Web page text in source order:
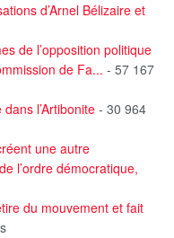
d’Arnel Bélizaire et
de l’opposition politique
de Fa... - 57 167
l’Artibonite - 30 964
une autre
l’ordre démocratique,
du mouvement et fait